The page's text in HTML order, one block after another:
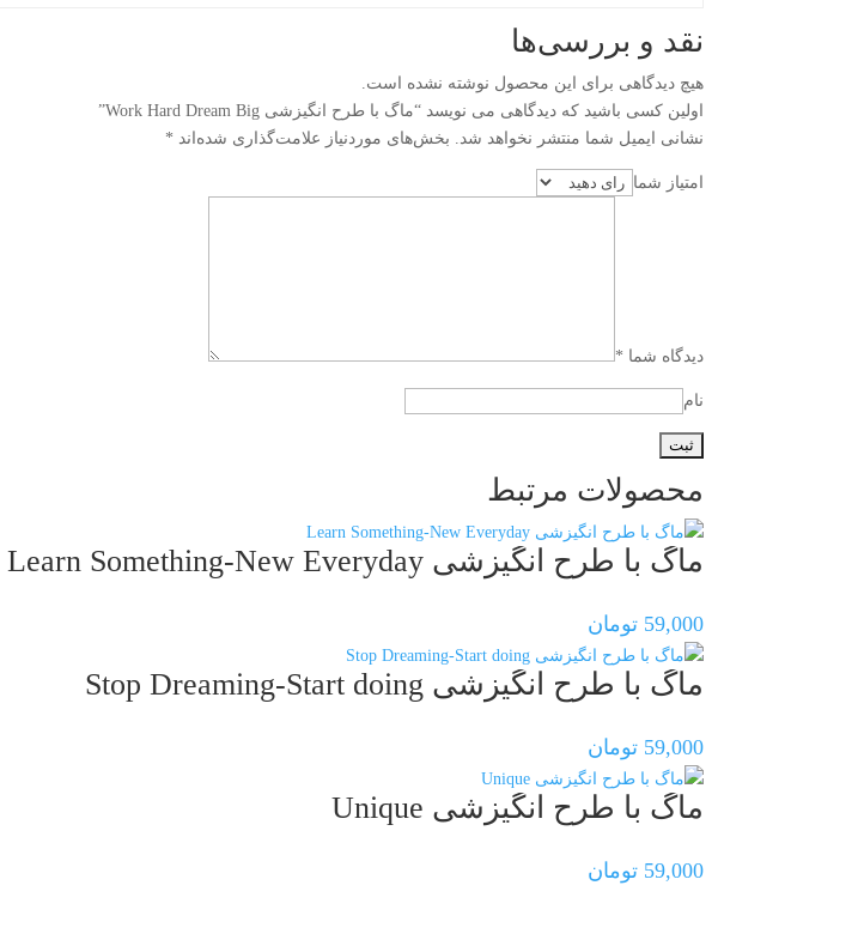
نقد و بررسی‌ها
هیچ دیدگاهی برای این محصول نوشته نشده است.
اولین کسی باشید که دیدگاهی می نویسد “ماگ با طرح انگیزشی Work Hard Dream Big”
نشانی ایمیل شما منتشر نخواهد شد. بخش‌های موردنیاز علامت‌گذاری شده‌اند *
امتیاز شما
دیدگاه شما *
نام
محصولات مرتبط
ماگ با طرح انگیزشی Learn Something-New Everyday
59,000 تومان
ماگ با طرح انگیزشی Stop Dreaming-Start doing
59,000 تومان
ماگ با طرح انگیزشی Unique
59,000 تومان